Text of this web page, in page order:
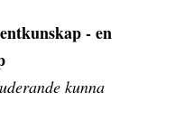
- en
kunna